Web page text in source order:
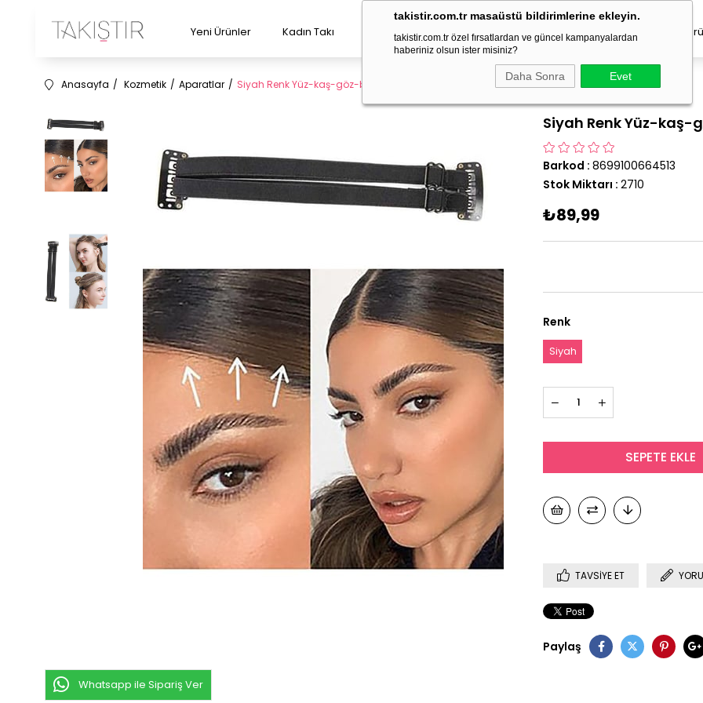
takistir.com.tr masaüstü bildirimlerine ekleyin.
takistir.com.tr özel fırsatlardan ve güncel kampanyalardan
haberiniz olsun ister misiniz?
Daha Sonra Evet
Yeni Ürünler Kadın Takı Erkek Takı Çocuk Aksesuar Geçici Dövme Saç
Anasayfa Kozmetik Aparatlar Siyah Renk Yüz-kaş-göz-boyun Germe Aparatı
Whatsapp ile Sipariş Ver
Siyah Renk Yüz-kaş-
Barkod : 8699100664513
Stok Miktarı : 2710
₺89,99
Renk
Siyah
TAVSIYE ET
Paylaş